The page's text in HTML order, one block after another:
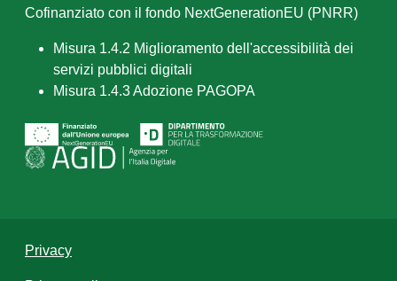
Cofinanziato con il fondo NextGenerationEU (PNRR)
Misura 1.4.2 Miglioramento dell'accessibilità dei
servizi pubblici digitali
Misura 1.4.3 Adozione PAGOPA
Privacy